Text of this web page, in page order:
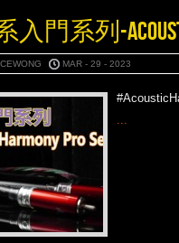
系列-ACOUSTIC
MAR - 29 - 2023
...